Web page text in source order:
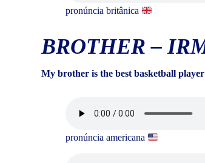
pronúncia britânica
BROTHER–
My brother is the best basketball
pronúncia americana